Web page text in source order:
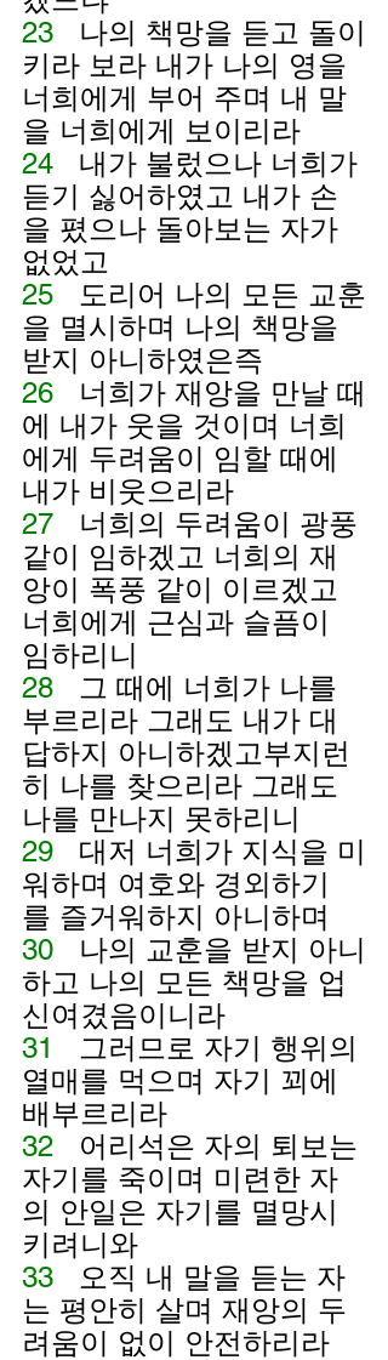
23 나의 책망을 듣고 돌이
키라 보라 내가 나의 영을
너희에게 부어 주며 내 말
을 너희에게 보이리라
24 내가 불렀으나 너희가
듣기 싫어하였고 내가 손
을 폈으나 돌아보는 자가
없었고
25
도리어 나의 모든 교훈
을 멸시하며 나의 책망을
받지 아니하였은즉
26 너희가 재앙을 만날 때
에 내가 웃을 것이며 너희
에게 두려움이 임할 때에
내가 비웃으리라
27 너희의 두려움이 광풍
같이 임하겠고 너희의 재
앙이 폭풍 같이 이르겠고
너희에게 근심과 슬픔이
임하리니
28 그 때에 너희가 나를
부르리라 그래도 내가 대
답하지 아니하겠고부지런
히 나를 찾으리라 그래도
나를 만나지 못하리니
29 대저 너희가 지식을 미
워하며 여호와 경외하기
를 즐거워하지 아니하며
30 나의 교훈을 받지 아니
하고 나의 모든 책망을 업
신여겼음이니라
31 그러므로 자기 행위의
열매를 먹으며 자기 꾀에
배부르리라
32 어리석은 자의 퇴보는
자기를 죽이며 미련한 자
의 안일은 자기를 멸망시
키려니와
33
오직 내 말을 듣는 자
는 평안히 살며 재앙의 두
려움이 없이 안전하리라